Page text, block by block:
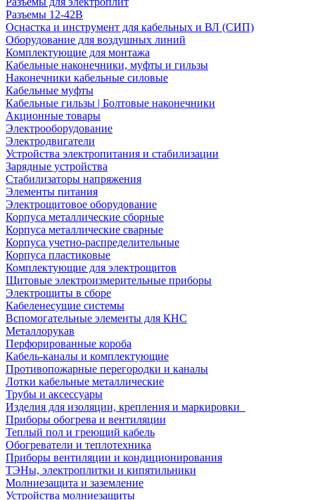
Разъемы 12-42В
Оснастка и инструмент для кабельных и ВЛ (СИП)
Оборудование для воздушных линий
Комплектующие для монтажа
Кабельные наконечники, муфты и гильзы
Наконечники кабельные силовые
Кабельные муфты
Кабельные гильзы | Болтовые наконечники
Акционные товары
Электрооборудование
Электродвигатели
Устройства электропитания и стабилизации
Зарядные устройства
Стабилизаторы напряжения
Элементы питания
Электрощитовое оборудование
Корпуса металлические сборные
Корпуса металлические сварные
Корпуса учетно-распределительные
Корпуса пластиковые
Комплектующие для электрощитов
Щитовые электроизмерительные приборы
Электрощиты в сборе
Кабеленесущие системы
Вспомогательные элементы для КНС
Металлорукав
Перфорированные короба
Кабель-каналы и комплектующие
Противопожарные перегородки и каналы
Лотки кабельные металлические
Трубы и аксессуары
Изделия для изоляции, крепления и маркировки
Приборы обогрева и вентиляции
Теплый пол и греющий кабель
Обогреватели и теплотехника
Приборы вентиляции и кондиционирования
ТЭНы, электроплитки и кипятильники
Молниезащита и заземление
Устройства молниезащиты